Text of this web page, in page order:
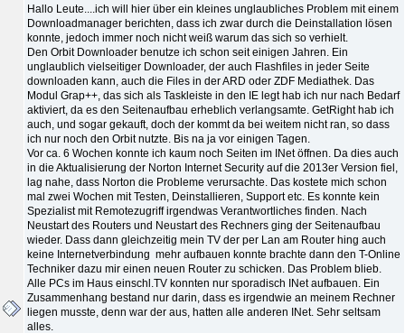
Hallo Leute....ich will hier über ein kleines unglaubliches Problem mit einem
Downloadmanager berichten, dass ich zwar durch die Deinstallation lösen
konnte, jedoch immer noch nicht weiß warum das sich so verhielt.
Den Orbit Downloader benutze ich schon seit einigen Jahren. Ein
unglaublich vielseitiger Downloader, der auch Flashfiles in jeder Seite
downloaden kann, auch die Files in der ARD oder ZDF Mediathek. Das
Modul Grap++, das sich als Taskleiste in den IE legt hab ich nur nach Bedarf
aktiviert, da es den Seitenaufbau erheblich verlangsamte. GetRight hab ich
auch, und sogar gekauft, doch der kommt da bei weitem nicht ran, so dass
ich nur noch den Orbit nutzte. Bis na ja vor einigen Tagen.
Vor ca. 6 Wochen konnte ich kaum noch Seiten im INet öffnen. Da dies auch
in die Aktualisierung der Norton Internet Security auf die 2013er Version fiel,
lag nahe, dass Norton die Probleme verursachte. Das kostete mich schon
mal zwei Wochen mit Testen, Deinstallieren, Support etc. Es konnte kein
Spezialist mit Remotezugriff irgendwas Verantwortliches finden. Nach
Neustart des Routers und Neustart des Rechners ging der Seitenaufbau
wieder. Dass dann gleichzeitig mein TV der per Lan am Router hing auch
keine Internetverbindung mehr aufbauen konnte brachte dann den T-Online
Techniker dazu mir einen neuen Router zu schicken. Das Problem blieb.
Alle PCs im Haus einschl.TV konnten nur sporadisch INet aufbauen. Ein
Zusammenhang bestand nur darin, dass es irgendwie an meinem Rechner
liegen musste, denn war der aus, hatten alle anderen INet. Sehr seltsam
alles.